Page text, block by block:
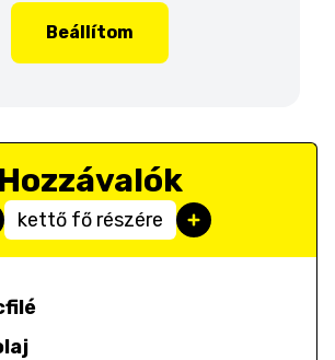
Beállítom
Hozzávalók
kettő fő részére